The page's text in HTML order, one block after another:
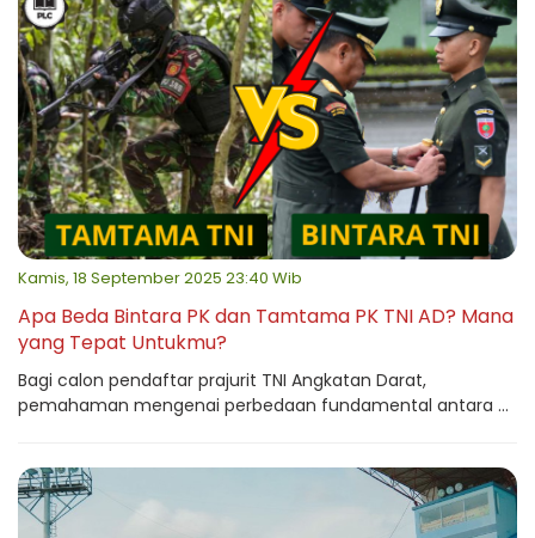
Kamis, 18 September 2025 23:40 Wib
Apa Beda Bintara PK dan Tamtama PK TNI AD? Mana
yang Tepat Untukmu?
Bagi calon pendaftar prajurit TNI Angkatan Darat,
pemahaman mengenai perbedaan fundamental antara ...